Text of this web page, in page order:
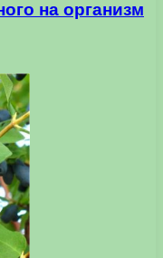
на организм